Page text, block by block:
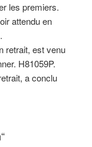
les premiers.
attendu en
retrait, est venu
H81059P.
a conclu